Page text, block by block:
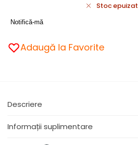
Stoc epuizat
Notifică-mă
Adaugă la Favorite
Descriere
Informații suplimentare